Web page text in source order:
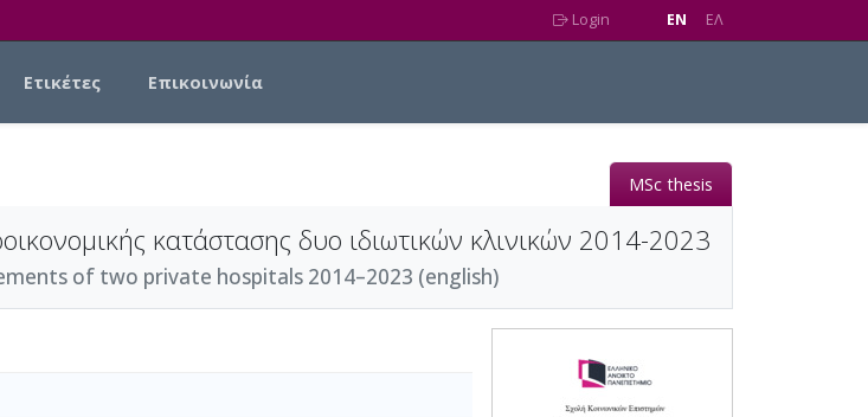
Login EN EΛ
Ετικέτες Επικοινωνία
MSc thesis
κατάστασης δυο ιδιωτικών κλινικών 2014-2023
of two private hospitals 2014–2023 (english)